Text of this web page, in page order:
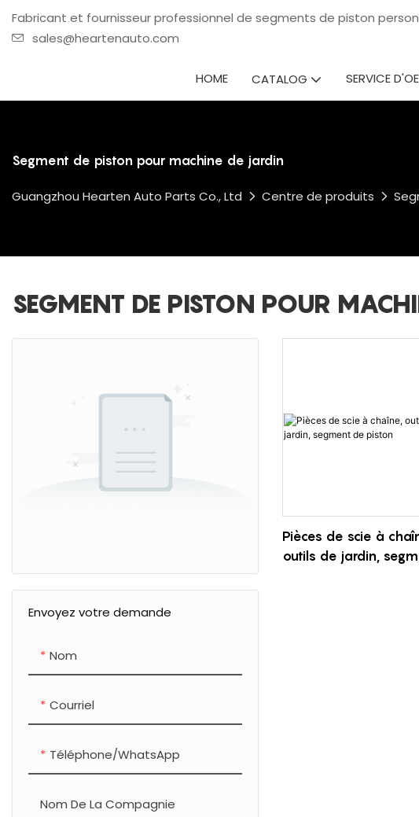
Fabricant et fournisseur professionnel de segments de piston
sales@heartenauto.com
HOME CATALOG SERVICE
Segment de piston pour machine de jardin
Guangzhou Hearten Auto Parts Co., Ltd Centre de produits
SEGMENT DE PISTON POUR
Envoyez votre demande
Nom
Courriel
Téléphone/WhatsApp
Nom De La Compagnie
Pièces de scie à
outils de jardin,